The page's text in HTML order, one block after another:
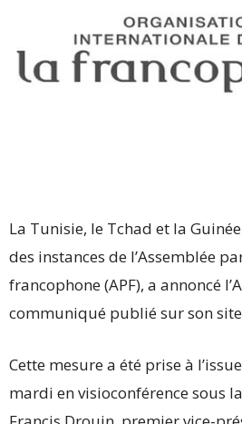
La Tunisie, le Tchad et la
des instances de l’Assemblée
francophone (APF), a annoncé
communiqué publié sur son
Cette mesure a été prise à
mardi en visioconférence sous